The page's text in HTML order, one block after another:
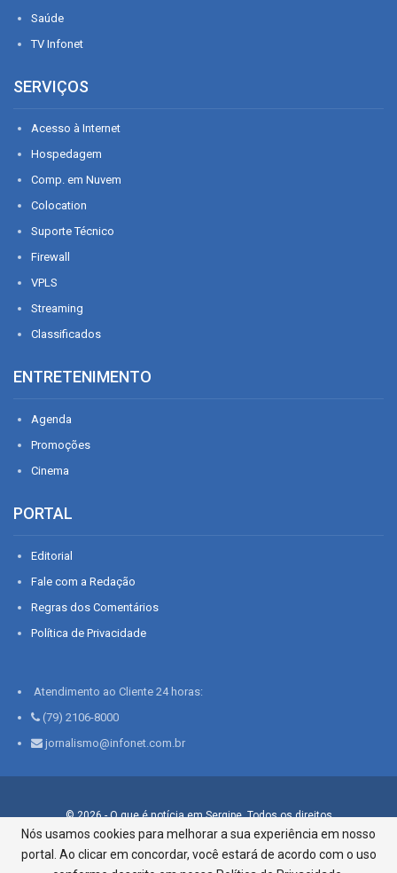
Saúde
TV Infonet
SERVIÇOS
Acesso à Internet
Hospedagem
Comp. em Nuvem
Colocation
Suporte Técnico
Firewall
VPLS
Streaming
Classificados
ENTRETENIMENTO
Agenda
Promoções
Cinema
PORTAL
Editorial
Fale com a Redação
Regras dos Comentários
Política de Privacidade
Atendimento ao Cliente 24 horas:
(79) 2106-8000
jornalismo@infonet.com.br
© 2026 - O que é notícia em Sergipe. Todos os direitos
reservados.
Infonet - Rua Monsenhor Silveira 276, Bairro São José |
Nós usamos cookies para melhorar a sua experiência em nosso
portal. Ao clicar em concordar, você estará de acordo com o uso